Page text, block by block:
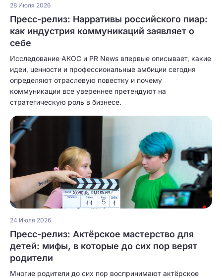
28 Июля 2026
Пресс-релиз: Нарративы российского пиар:
как индустрия коммуникаций заявляет о
себе
Исследование АКОС и PR News впервые описывает, какие
идеи, ценности и профессиональные амбиции сегодня
определяют отраслевую повестку и почему
коммуникации все увереннее претендуют на
стратегическую роль в бизнесе.
24 Июля 2026
Пресс-релиз: Актёрское мастерство для
детей: мифы, в которые до сих пор верят
родители
Многие родители до сих пор воспринимают актёрское